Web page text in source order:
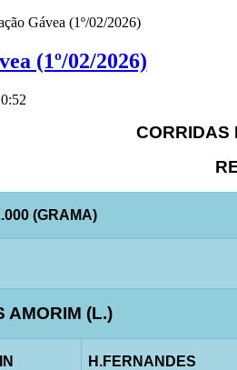
Gávea (1º/02/2026)
(1º/02/2026)
CORRIDAS
(GRAMA)
AMORIM (L.)
H.FERNANDES